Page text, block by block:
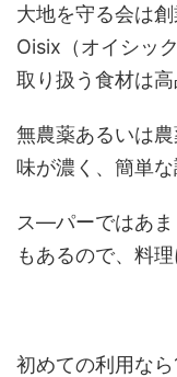
大地を守る会は
Oisix（オイシッ
取り扱う食材は高
無農薬あるいは
味が濃く、簡単
ス―パーではあ
もあるので、料
初めての利用な